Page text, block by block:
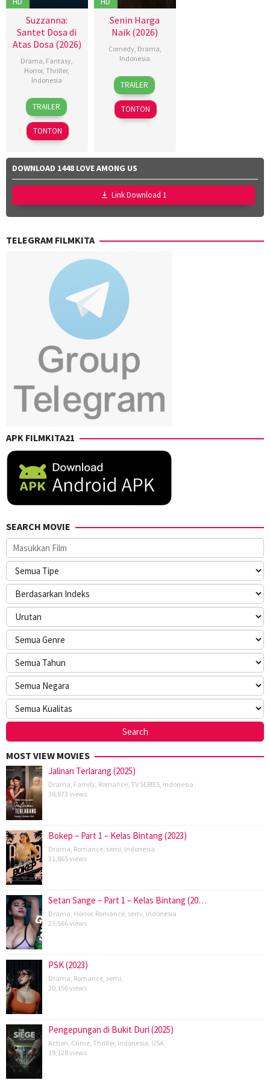
Suzzanna:
Santet Dosa di
Atas Dosa (2026)
Drama, Fantasy,
Horror,Thriller,
Indonesia
18
Mar
2026
Azhar
Kinoi
Lubis,
Hollynov
Mutia
Effendi,
Nurul
Ravika
TRAILER
TONTON
Senin Harga
Naik (2026)
Comedy, Drama,
Indonesia
18
Mar
2026
Dinna
Jasanti
Fachru
Rizza
Farras
Zaky
Utari
Nofita
TRAILER
TONTON
DOWNLOAD 1448 LOVE AMONG US
Link Download 1
TELEGRAM FILMKITA
APK FILMKITA21
SEARCH MOVIE
MOST VIEW MOVIES
Jalinan Terlarang (2025)
Drama Family Romance TV SERIES Indonesia
38,973 views
Bokep – Part 1 – Kelas Bintang (2023)
Drama Romance semi Indonesia
31,865 views
Setan Sange – Part 1 – Kelas Bintang (20…
Drama Horror, Romance semi Indonesia
23,566 views
PSK (2023)
Drama Romance semi
20,156 views
Pengepungan di Bukit Duri (2025)
Action Crime Thriller, Indonesia USA
19,128 views